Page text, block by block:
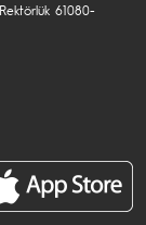
61080-